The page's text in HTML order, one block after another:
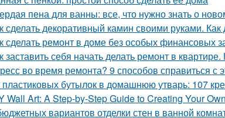
пена для ванны: все, что нужно знать о
сделать декоративный камин своими руками. Как
сделать ремонт в доме без особых финансовых
заставить себя начать делать ремонт в
во время ремонта? 9 способов справиться с
пластиковых бутылок в домашнюю утварь: 107
Wall Art: A Step-by-Step Guide to Creating Your
вариантов отделки стен в ванной